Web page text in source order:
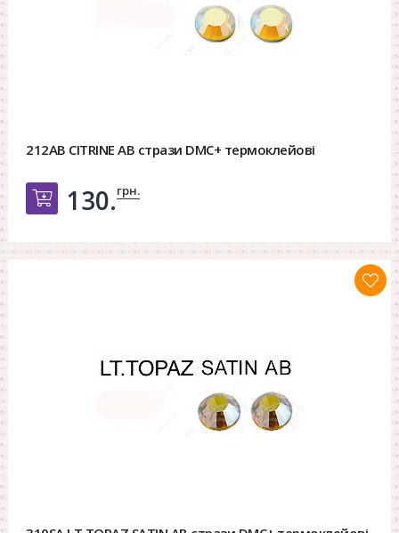
212AB CITRINE AB стрази DMC+ термоклейові
Добавить в корзину
130.грн.